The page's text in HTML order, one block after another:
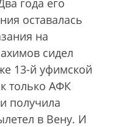
оставалась
на
сидел
13-й уфимской
только АФК
получила
в Вену. И